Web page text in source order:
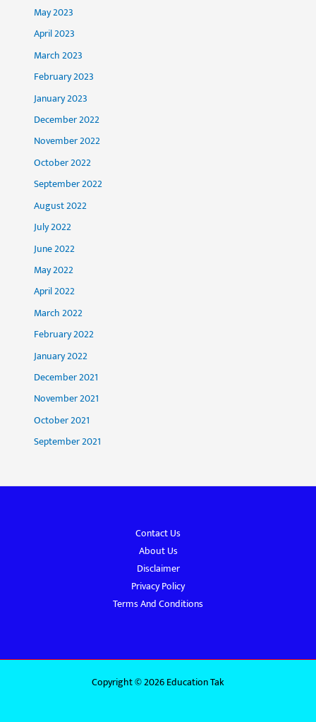
May 2023
April 2023
March 2023
February 2023
January 2023
December 2022
November 2022
October 2022
September 2022
August 2022
July 2022
June 2022
May 2022
April 2022
March 2022
February 2022
January 2022
December 2021
November 2021
October 2021
September 2021
Contact Us
About Us
Disclaimer
Privacy Policy
Terms And Conditions
Copyright © 2026 Education Tak